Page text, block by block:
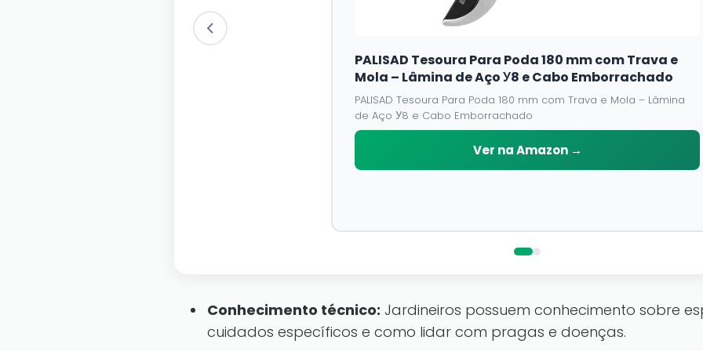
PALISAD Tesoura Para Poda 180 mm com Trava e
Mola – Lâmina de Aço У8 e Cabo Emborrachado
PALISAD Tesoura Para Poda 180 mm com Trava e Mola – Lâmina
de Aço У8 e Cabo Emborrachado
Ver na Amazon →
Conhecimento técnico: Jardineiros possuem conhecimento sobre
cuidados específicos e como lidar com pragas e doenças.